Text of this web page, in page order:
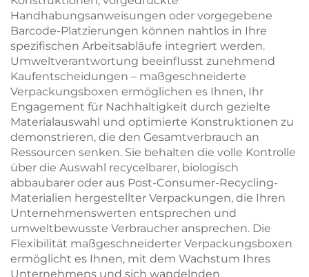
Handhabungsanweisungen oder vorgegebene
Barcode-Platzierungen können nahtlos in Ihre
spezifischen Arbeitsabläufe integriert werden.
Umweltverantwortung beeinflusst zunehmend
Kaufentscheidungen – maßgeschneiderte
Verpackungsboxen ermöglichen es Ihnen, Ihr
Engagement für Nachhaltigkeit durch gezielte
Materialauswahl und optimierte Konstruktionen zu
demonstrieren, die den Gesamtverbrauch an
Ressourcen senken. Sie behalten die volle Kontrolle
über die Auswahl recycelbarer, biologisch
abbaubarer oder aus Post-Consumer-Recycling-
Materialien hergestellter Verpackungen, die Ihren
Unternehmenswerten entsprechen und
umweltbewusste Verbraucher ansprechen. Die
Flexibilität maßgeschneiderter Verpackungsboxen
ermöglicht es Ihnen, mit dem Wachstum Ihres
Unternehmens und sich wandelnden